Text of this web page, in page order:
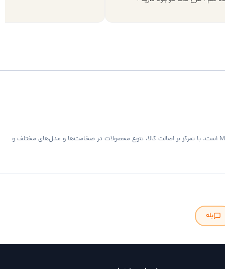
فروشگاه MDF Bazaar ارائه‌دهنده متریال تخصصی کابینت و دکوراسیون داخلی شامل ورق MDF خام و رنگی، هایگلاس، PVC فومیزه سفید و روکش‌دار و صفحه کابینت MDF است. با تمرکز بر اصالت کالا، تنوع محصولات در ضخامت‌ها و مدل‌های مختلف و
بله